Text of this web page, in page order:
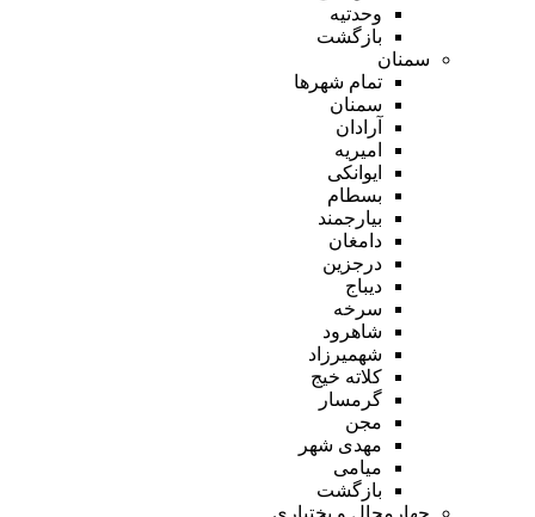
وحدتیه
بازگشت
سمنان
تمام شهر‌ها
سمنان
آرادان
امیریه
ایوانکی
بسطام
بیارجمند
دامغان
درجزین
دیباج
سرخه
شاهرود
شهمیرزاد
کلاته خیج
گرمسار
مجن
مهدی شهر
میامی
بازگشت
چهارمحال و بختیاری